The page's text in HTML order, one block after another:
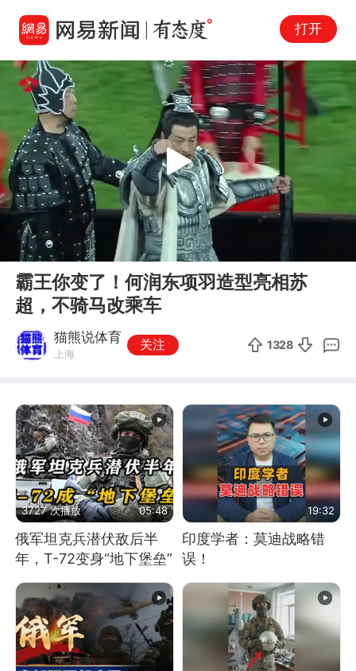
打开
00:00
Play
霸王你变了！何润东项羽造型亮相苏
超，不骑马改乘车
猫熊说体育
上海
关注 1328
3727 次播放 05:48
俄军坦克兵潜伏敌后半
年，T-72变身“地下堡垒”
19:32
印度学者：莫迪战略错
误！